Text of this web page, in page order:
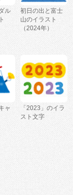
ル
初日の出と富士
山のイラスト
（2024年）
ャ
「2023」のイラ
スト文字